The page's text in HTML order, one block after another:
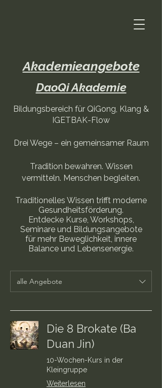
Akademieangebote
DaoQi Akademie
Bildungsbereich für QiGong, Klang &
IGETBAK-Flow
Drei Wege – ein gemeinsamer Raum
Tradition bewahren. Wissen
vermitteln. Menschen begleiten.
Traditionelles Wissen trifft moderne
Gesundheitsförderung.
Entdecke Kurse, Workshops,
Seminare und Bildungsangebote
für mehr Beweglichkeit, innere
Balance und Lebensenergie.
alle Angebote
Die 8 Brokate (Ba
Duan Jin)
10-Wochen-Kurs in der
Kleingruppe
Weiterlesen